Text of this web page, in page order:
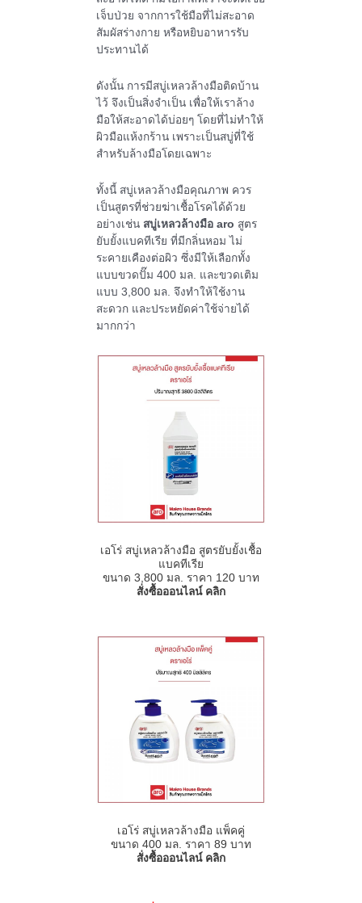
เจ็บป่วย จากการใช้มือที่ไม่สะอาด
สัมผัสร่างกาย หรือหยิบอาหารรับ
ประทานได้
ดังนั้น การมีสบู่เหลวล้างมือติดบ้าน
ไว้ จึงเป็นสิ่งจำเป็น เพื่อให้เราล้าง
มือให้สะอาดได้บ่อยๆ โดยที่ไม่ทำให้
ผิวมือแห้งกร้าน เพราะเป็นสบู่ที่ใช้
สำหรับล้างมือโดยเฉพาะ
ทั้งนี้ สบู่เหลวล้างมือคุณภาพ ควร
เป็นสูตรที่ช่วยฆ่าเชื้อโรคได้ด้วย
อย่างเช่น สบู่เหลวล้างมือ aro สูตร
ยับยั้งแบคทีเรีย ที่มีกลิ่นหอม ไม่
ระคายเคืองต่อผิว ซึ่งมีให้เลือกทั้ง
แบบขวดปั๊ม 400 มล. และขวดเติม
แบบ 3,800 มล. จึงทำให้ใช้งาน
สะดวก และประหยัดค่าใช้จ่ายได้
มากกว่า
เอโร่ สบู่เหลวล้างมือ สูตรยับยั้งเชื้อ
แบคทีเรีย
ขนาด 3,800 มล. ราคา 120 บาท
สั่งซื้อออนไลน์ คลิก
เอโร่ สบู่เหลวล้างมือ แพ็คคู่
ขนาด 400 มล. ราคา 89 บาท
สั่งซื้อออนไลน์ คลิก